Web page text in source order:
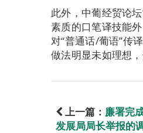
此外，中葡经贸论
素质的口笔译技能
对“普通话/葡语”传
做法明显未如理想
上一篇： 廉署完
发展局局长举报的